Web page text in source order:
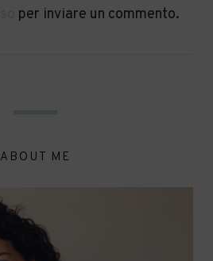
per inviare un commento.
ABOUT ME